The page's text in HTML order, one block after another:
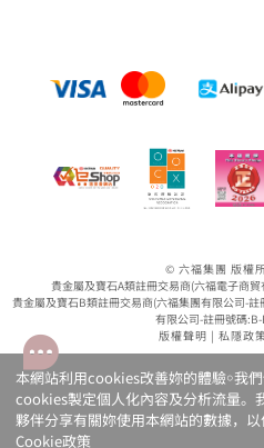
© 六福集團 版權
貴金屬及寶石A類註冊交易商(六福電子商
貴金屬及寶石B類註冊交易商(六福集團有限公司-
有限公司-註冊號碼
版權聲明 | 私隱政
本網站利用cookies改善妳的體驗￮我
cookies製定個人化內容及分析流量。
夥伴分享有關妳使用本網站的數據，以
Cookie政策